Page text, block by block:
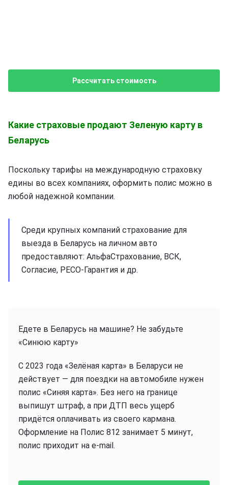
Рассчитать стоимость
Какие страховые продают Зеленую карту в
Беларусь
Поскольку тарифы на международную страховку
едины во всех компаниях, оформить полис можно в
любой надежной компании.
Среди крупных компаний страхование для
выезда в Беларусь на личном авто
предоставляют: АльфаСтрахование, ВСК,
Согласие, РЕСО-Гарантия и др.
Едете в Беларусь на машине? Не забудьте
«Синюю карту»
С 2023 года «Зелёная карта» в Беларуси не
действует — для поездки на автомобиле нужен
полис «Синяя карта». Без него на границе
выпишут штраф, а при ДТП весь ущерб
придётся оплачивать из своего кармана.
Оформление на Полис 812 занимает 5 минут,
полис приходит на e-mail.